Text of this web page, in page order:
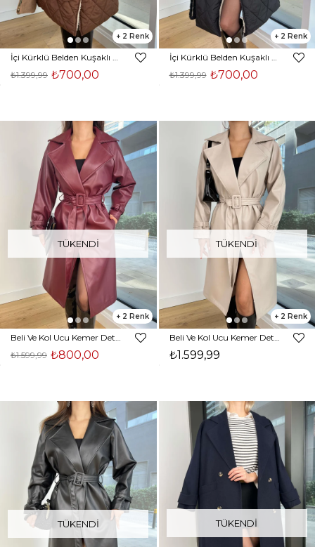
2
İçi Kürklü Belden Kuşaklı Nolaska Kahve Kadın Şişme Kaban 25K319
₺700,00
₺1.399,99
2
İçi Kürklü Belden Kuşaklı Nolaska Siyah Kadın Şişme Kaban 25K319
₺700,00
₺1.399,99
TÜKENDI
2
Beli Ve Kol Ucu Kemer Detaylı Sanders Kadın Bordo Deri Kaban 24Y855
₺800,00
₺1.599,99
TÜKENDI
2
Beli Ve Kol Ucu Kemer Detaylı Sanders Kadın Bej Deri Kaban 24Y855
₺1.599,99
TÜKENDI TÜKENDI